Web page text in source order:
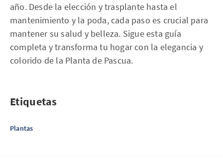
año. Desde la elección y trasplante hasta el
mantenimiento y la poda, cada paso es crucial para
mantener su salud y belleza. Sigue esta guía
completa y transforma tu hogar con la elegancia y
colorido de la Planta de Pascua.
Etiquetas
Plantas